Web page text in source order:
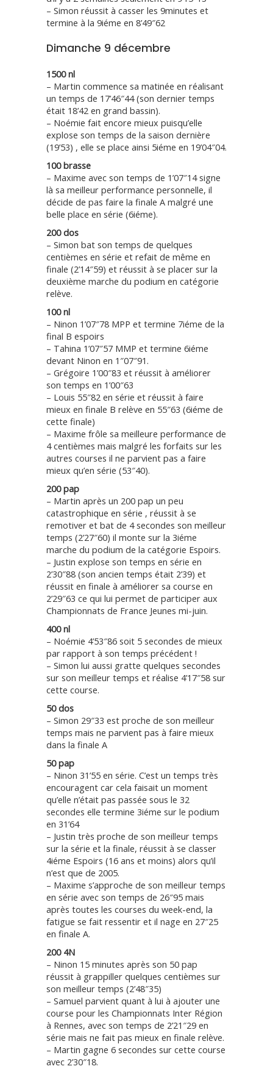
– Simon réussit à casser les 9minutes et
termine à la 9iéme en 8’49″62
Dimanche 9 décembre
1500 nl
– Martin commence sa matinée en réalisant
un temps de 17’46″44 (son dernier temps
était 18’42 en grand bassin).
– Noémie fait encore mieux puisqu’elle
explose son temps de la saison dernière
(19’53) , elle se place ainsi 5iéme en 19’04″04.
100 brasse
– Maxime avec son temps de 1’07″14 signe
là sa meilleur performance personnelle, il
décide de pas faire la finale A malgré une
belle place en série (6iéme).
200 dos
– Simon bat son temps de quelques
centièmes en série et refait de même en
finale (2’14″59) et réussit à se placer sur la
deuxième marche du podium en catégorie
relève.
100 nl
– Ninon 1’07″78 MPP et termine 7iéme de la
final B espoirs
– Tahina 1’07″57 MMP et termine 6iéme
devant Ninon en 1″07″91.
– Grégoire 1’00″83 et réussit à améliorer
son temps en 1’00″63
– Louis 55″82 en série et réussit à faire
mieux en finale B relève en 55″63 (6iéme de
cette finale)
– Maxime frôle sa meilleure performance de
4 centièmes mais malgré les forfaits sur les
autres courses il ne parvient pas a faire
mieux qu’en série (53″40).
200 pap
– Martin après un 200 pap un peu
catastrophique en série , réussit à se
remotiver et bat de 4 secondes son meilleur
temps (2’27″60) il monte sur la 3iéme
marche du podium de la catégorie Espoirs.
– Justin explose son temps en série en
2’30″88 (son ancien temps était 2’39) et
réussit en finale à améliorer sa course en
2’29″63 ce qui lui permet de participer aux
Championnats de France Jeunes mi-juin.
400 nl
– Noémie 4’53″86 soit 5 secondes de mieux
par rapport à son temps précédent !
– Simon lui aussi gratte quelques secondes
sur son meilleur temps et réalise 4’17″58 sur
cette course.
50 dos
– Simon 29″33 est proche de son meilleur
temps mais ne parvient pas à faire mieux
dans la finale A
50 pap
– Ninon 31’55 en série. C’est un temps très
encouragent car cela faisait un moment
qu’elle n’était pas passée sous le 32
secondes elle termine 3iéme sur le podium
en 31’64
– Justin très proche de son meilleur temps
sur la série et la finale, réussit à se classer
4iéme Espoirs (16 ans et moins) alors qu’il
n’est que de 2005.
– Maxime s’approche de son meilleur temps
en série avec son temps de 26″95 mais
après toutes les courses du week-end, la
fatigue se fait ressentir et il nage en 27″25
en finale A.
200 4N
– Ninon 15 minutes après son 50 pap
réussit à grappiller quelques centièmes sur
son meilleur temps (2’48″35)
– Samuel parvient quant à lui à ajouter une
course pour les Championnats Inter Région
à Rennes, avec son temps de 2’21″29 en
série mais ne fait pas mieux en finale relève.
– Martin gagne 6 secondes sur cette course
avec 2’30″18.